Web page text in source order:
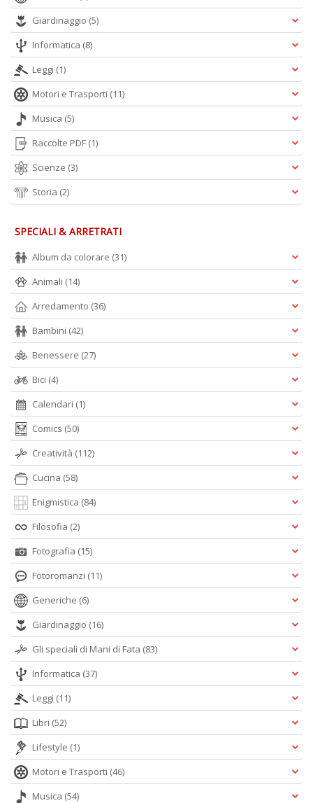
Giardinaggio (5)
Informatica (8)
Leggi (1)
Motori e Trasporti (11)
Musica (5)
Raccolte PDF (1)
Scienze (3)
Storia (2)
SPECIALI & ARRETRATI
Album da colorare (31)
Animali (14)
Arredamento (36)
Bambini (42)
Benessere (27)
Bici (4)
Calendari (1)
Comics (50)
Creatività (112)
Cucina (58)
Enigmistica (84)
Filosofia (2)
Fotografia (15)
Fotoromanzi (11)
Generiche (6)
Giardinaggio (16)
Gli speciali di Mani di Fata (83)
Informatica (37)
Leggi (11)
Libri (52)
Lifestyle (1)
Motori e Trasporti (46)
Musica (54)